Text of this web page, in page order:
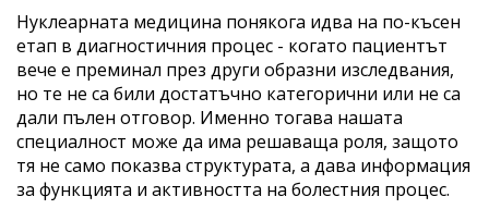
Нуклеарната медицина понякога идва на по-късен
етап в диагностичния процес - когато пациентът
вече е преминал през други образни изследвания,
но те не са били достатъчно категорични или не са
дали пълен отговор. Именно тогава нашата
специалност може да има решаваща роля, защото
тя не само показва структурата, а дава информация
за функцията и активността на болестния процес.